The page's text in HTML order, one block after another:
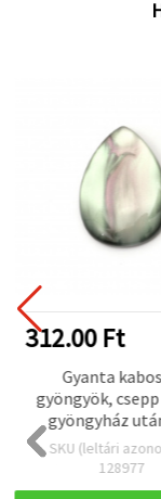
312.00 Ft
Gyanta
gyöngyök,
gyöngyház
25x18x5 mm,
SKU (leltári
128977